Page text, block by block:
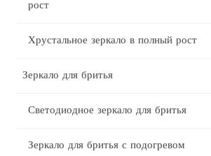
рост
Хрустальное зеркало в полный рост
Зеркало для бритья
Светодиодное зеркало для бритья
Зеркало для бритья с подогревом